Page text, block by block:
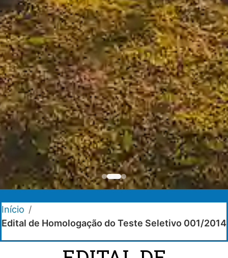
Início /
Edital de Homologação do Teste Seletivo 001/2014